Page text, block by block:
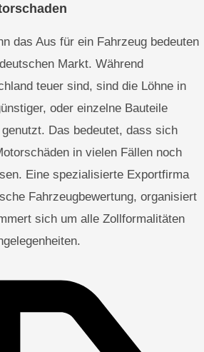
das Aus für ein Fahrzeug bedeuten
Markt. Während
teuer sind, sind die Löhne in
oder einzelne Bauteile
Das bedeutet, dass sich
in vielen Fällen noch
Eine spezialisierte Exportfirma
Fahrzeugbewertung, organisiert
sich um alle Zollformalitäten